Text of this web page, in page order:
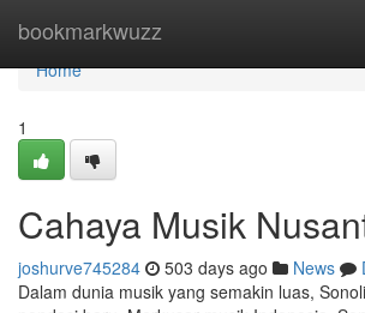
bookmarkwuzz
Home
Home
1
Cahaya Musik
joshurve745284 503 days ago News
Dalam dunia musik yang semakin luas,